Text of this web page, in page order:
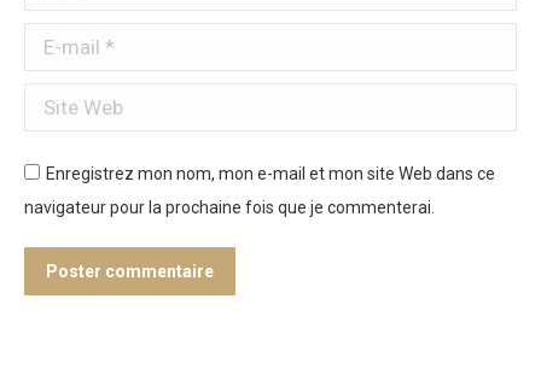
E-mail *
Site Web
Enregistrez mon nom, mon e-mail et mon site Web dans ce
navigateur pour la prochaine fois que je commenterai.
Poster commentaire